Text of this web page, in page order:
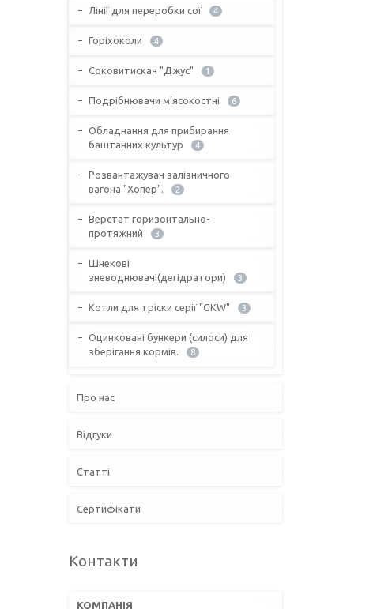
Лінії для переробки сої 4
Горіхоколи 4
Соковитискач "Джус" 1
Подрібнювачи м'ясокостні 6
Обладнання для прибирання
баштанних культур
4
Розвантажувач залізничного
вагона "Хопер".
2
Верстат горизонтально-
протяжний
3
Шнекові
зневоднювачі(дегідратори)
3
Котли для тріски серії "GKW" 3
Оцинковані бункери (силоси) для
зберігання кормів.
8
Про нас
Відгуки
Статті
Сертифікати
Контакти